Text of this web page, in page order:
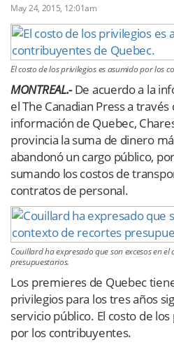
Iniciar sesión con
May 24, 2015, 12:01am
El costo de los privilegios es asumido por los
MONTREAL.- De acuerdo a la
el The Canadian Press a través
información de Quebec,
provincia la suma de dinero
abandonó un cargo público,
sumando los costos de
contratos de personal.
Couillard ha expresado que son excesos en
presupuestarios.
Los premieres de Quebec
privilegios para los tres años
servicio público. El costo de
por los contribuyentes.